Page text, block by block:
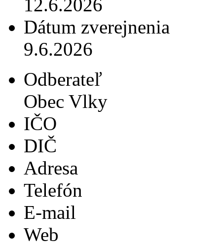
12.6.2026
Dátum zverejnenia
9.6.2026
Odberateľ
Obec Vlky
IČO
DIČ
Adresa
Telefón
E-mail
Web